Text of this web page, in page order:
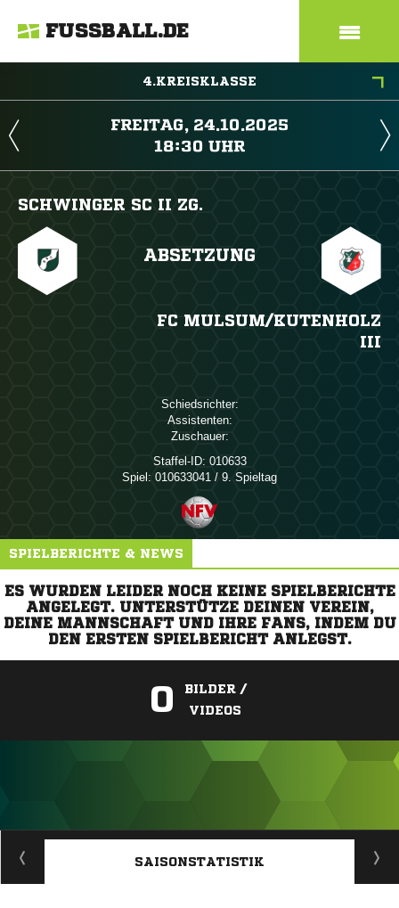
FUSSBALL.DE
4.KREISKLASSE
 
 
SCHWINGER SC II ZG.
ABSETZUNG
FC MULSUM/​KUTENHOLZ
III
Schiedsrichter:
Assistenten:
Zuschauer:
Staffel-ID: 010633
Spiel: 010633041 / 9. Spieltag
SPIELBERICHTE & NEWS
ES WURDEN LEIDER NOCH KEINE SPIELBERICHTE
ANGELEGT. UNTERSTÜTZE DEINEN VEREIN,
DEINE MANNSCHAFT UND IHRE FANS, INDEM DU
DEN ERSTEN SPIELBERICHT ANLEGST.
0
BILDER /
VIDEOS
ANZEIGE
SAISONSTATISTIK